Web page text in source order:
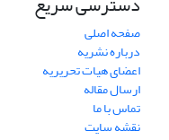
صفحه اصلی
درباره نشریه
اعضای هیات تحریریه
ارسال مقاله
تماس با ما
نقشه سایت